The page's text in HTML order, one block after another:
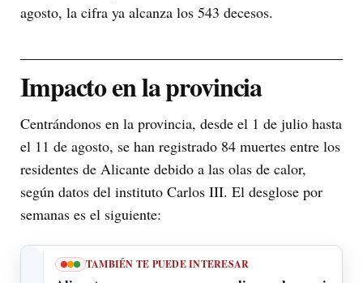
agosto, la cifra ya alcanza los 543 decesos.
Impacto en la provincia
Centrándonos en la provincia, desde el 1 de julio hasta
el 11 de agosto, se han registrado 84 muertes entre los
residentes de Alicante debido a las olas de calor,
según datos del instituto Carlos III. El desglose por
semanas es el siguiente:
TAMBIÉN TE PUEDE INTERESAR